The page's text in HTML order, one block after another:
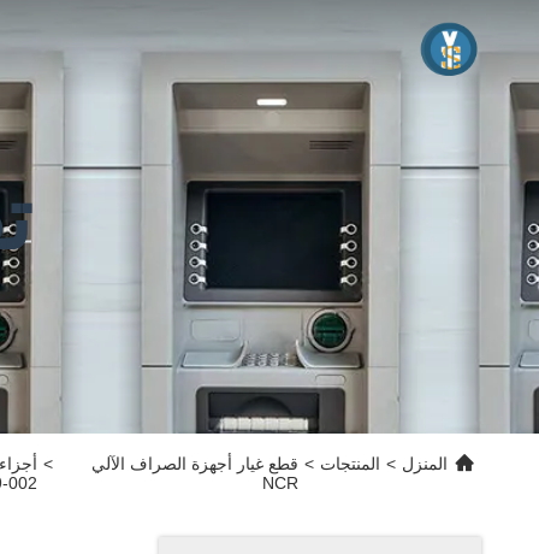
المنزل > المنتجات > قطع غيار أجهزة الصراف الآلي
NCR
>
002